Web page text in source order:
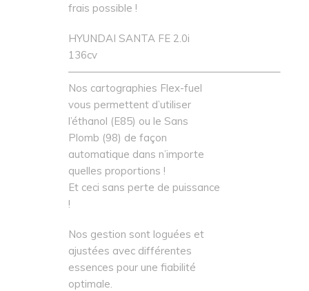
frais possible !
HYUNDAI SANTA FE 2.0i
136cv
————————————————————–
Nos cartographies Flex-fuel
vous permettent d’utiliser
l’éthanol (E85) ou le Sans
Plomb (98) de façon
automatique dans n’importe
quelles proportions !
Et ceci sans perte de puissance
!
Nos gestion sont loguées et
ajustées avec différentes
essences pour une fiabilité
optimale.